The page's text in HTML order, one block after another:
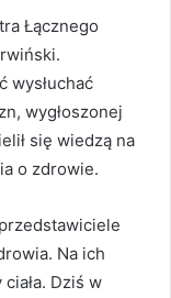
Łącznego
wysłuchać
wygłoszonej
się wiedzą na
o zdrowie.
Na ich
Dziś w